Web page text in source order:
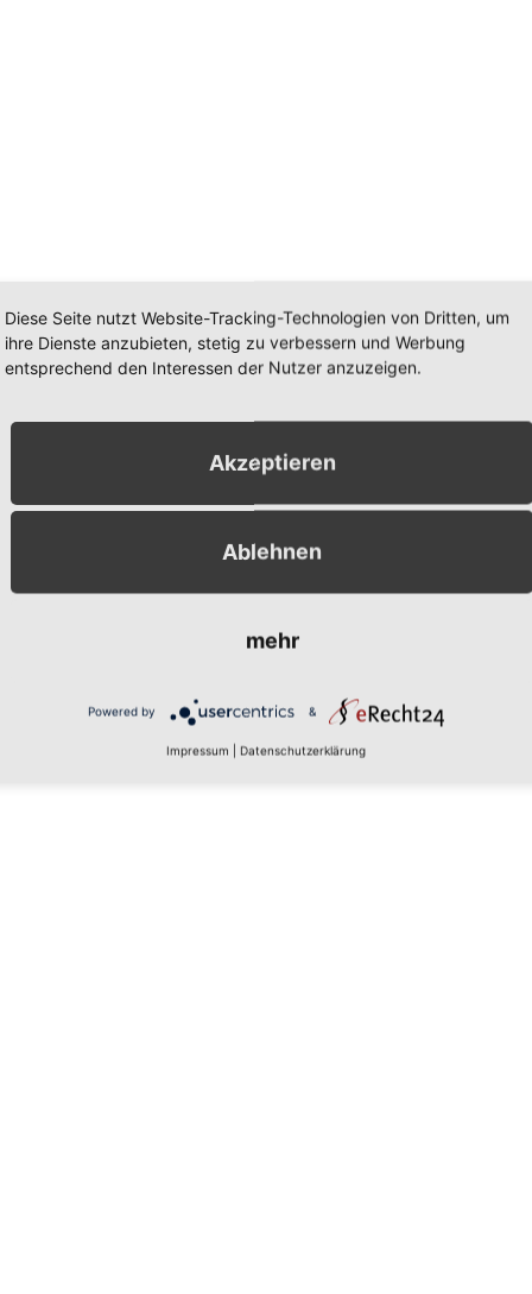
Diese Seite nutzt Website-Tracking-Technologien von Dritten, um
ihre Dienste anzubieten, stetig zu verbessern und Werbung
entsprechend den Interessen der Nutzer anzuzeigen.
Akzeptieren
Ablehnen
mehr
Powered by &
Impressum Datenschutzerklärung